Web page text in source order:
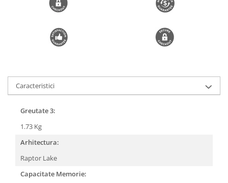
Caracteristici
Greutate 3:
1.73 Kg
Arhitectura:
Raptor Lake
Capacitate Memorie: